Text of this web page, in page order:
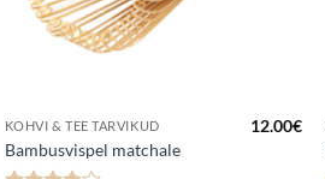
KOHVI & TEE TARVIKUD
Bambusvispel matchale
12.00€